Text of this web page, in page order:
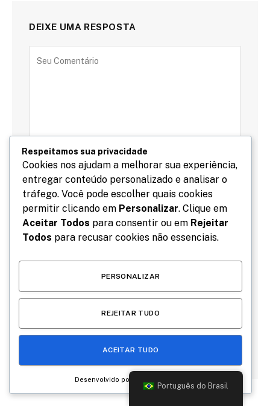
DEIXE UMA RESPOSTA
Salve meu nome, email e site neste navegador para
a próxima vez que eu comentar.
Português do Brasil
Respeitamos sua privacidade
Cookies nos ajudam a melhorar sua experiência,
entregar conteúdo personalizado e analisar o
tráfego. Você pode escolher quais cookies
permitir clicando em Personalizar. Clique em
Aceitar Todos para consentir ou em Rejeitar
Todos para recusar cookies não essenciais.
PERSONALIZAR
REJEITAR TUDO
ACEITAR TUDO
Desenvolvido por